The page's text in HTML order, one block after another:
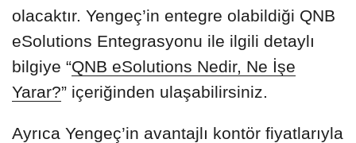
olacaktır. Yengeç’in entegre olabildiği QNB
eSolutions Entegrasyonu ile ilgili detaylı
bilgiye “QNB eSolutions Nedir, Ne İşe
Yarar?” içeriğinden ulaşabilirsiniz.
Ayrıca Yengeç’in avantajlı kontör fiyatlarıyla